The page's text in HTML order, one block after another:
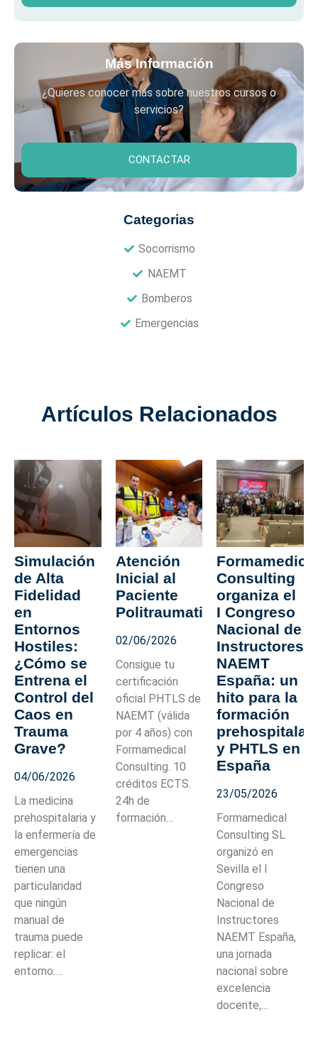
Más Información
¿Quieres conocer más sobre nuestros cursos o
servicios?
CONTACTAR
Categorias
Socorrismo
NAEMT
Bomberos
Emergencias
Artículos Relacionados
Simulación
de Alta
Fidelidad
en
Entornos
Hostiles:
¿Cómo se
Entrena el
Control del
Caos en
Trauma
Grave?
04/06/2026
La medicina
prehospitalaria y
la enfermería de
emergencias
tienen una
particularidad
que ningún
manual de
trauma puede
replicar: el
entorno.…
Atención
Inicial al
Paciente
Politraumatizado
02/06/2026
Consigue tu
certificación
oficial PHTLS de
NAEMT (válida
por 4 años) con
Formamedical
Consulting. 10
créditos ECTS.
24h de
formación…
Consulting
organiza el
I Congreso
Nacional de
Instructores
NAEMT
España: un
hito para la
formación
y PHTLS en
España
23/05/2026
Formamedical
Consulting SL
organizó en
Sevilla el I
Congreso
Nacional de
Instructores
NAEMT España,
una jornada
nacional sobre
excelencia
docente,…